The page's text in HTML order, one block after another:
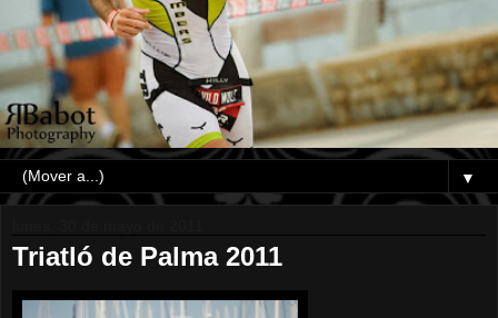
▼
Triatló de Palma 2011